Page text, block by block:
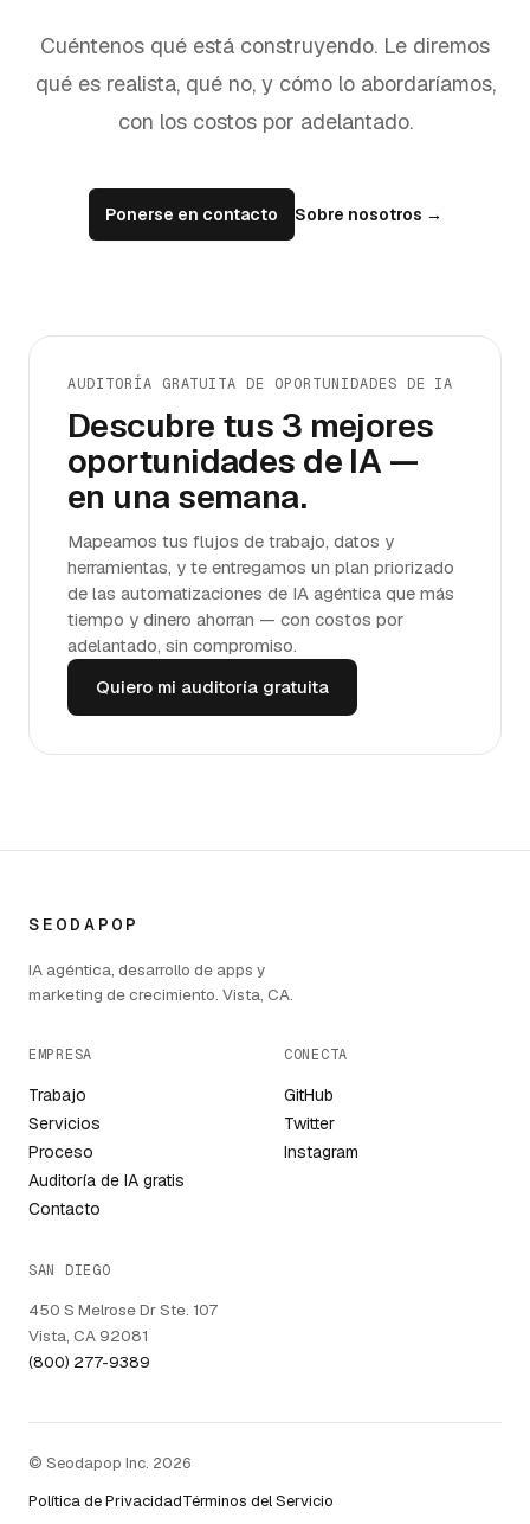
Cuéntenos qué está construyendo. Le diremos
qué es realista, qué no, y cómo lo abordaríamos,
con los costos por adelantado.
Ponerse en contacto Sobre nosotros →
AUDITORÍA GRATUITA DE OPORTUNIDADES DE IA
Descubre tus 3 mejores
oportunidades de IA —
en una semana.
Mapeamos tus flujos de trabajo, datos y
herramientas, y te entregamos un plan priorizado
de las automatizaciones de IA agéntica que más
tiempo y dinero ahorran — con costos por
adelantado, sin compromiso.
Quiero mi auditoría gratuita
SEODAPOP
IA agéntica, desarrollo de apps y
marketing de crecimiento. Vista, CA.
EMPRESA
Trabajo
Servicios
Proceso
Auditoría de IA gratis
Contacto
CONECTA
GitHub
Twitter
Instagram
SAN DIEGO
450 S Melrose Dr Ste. 107
Vista, CA 92081
(800) 277-9389
© Seodapop Inc. 2026
Política de PrivacidadTérminos del Servicio